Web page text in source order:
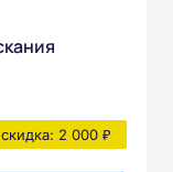
скидка: 2 000 ₽